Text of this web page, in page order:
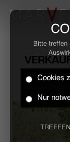
Bitte treffen
Cookies
Nur
HOME